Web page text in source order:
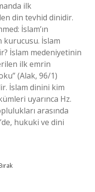
ilk
din tevhid dinidir.
İslam’ın
kurucusu. İslam
İslam medeniyetinin
ilk emrin
(Alak, 96/1)
İslam dinini kim
uyarınca Hz.
arasında
hukuki ve dini